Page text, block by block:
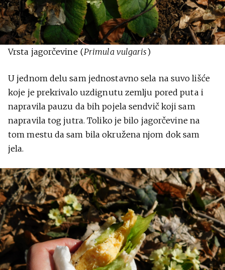
Vrsta jagorčevine (Primula vulgaris)
U jednom delu sam jednostavno sela na suvo lišće
koje je prekrivalo uzdignutu zemlju pored puta i
napravila pauzu da bih pojela sendvič koji sam
napravila tog jutra. Toliko je bilo jagorčevine na
tom mestu da sam bila okružena njom dok sam
jela.